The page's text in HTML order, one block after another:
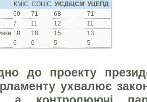
КМІС СОЦІС УІСД/ЦСМ
УЦЕПД
69 71 68
71
7 11 12
11
18 18 15
13
6 0 5 5
до проекту
ухвалює